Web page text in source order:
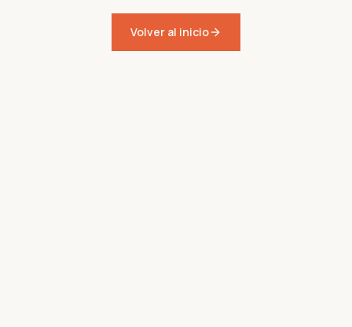
Volver al inicio